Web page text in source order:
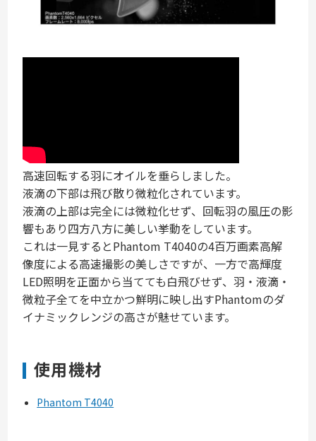
高速回転する羽にオイルを垂らしました。
液滴の下部は飛び散り微粒化されています。
液滴の上部は完全には微粒化せず、回転羽の風圧の影
響もあり四方八方に美しい挙動をしています。
これは一見するとPhantom T4040の4百万画素高解
像度による高速撮影の美しさですが、一方で高輝度
LED照明を正面から当てても白飛びせず、羽・液滴・
微粒子全てを中立かつ鮮明に映し出すPhantomのダ
イナミックレンジの高さが魅せています。
使用機材
Phantom T4040